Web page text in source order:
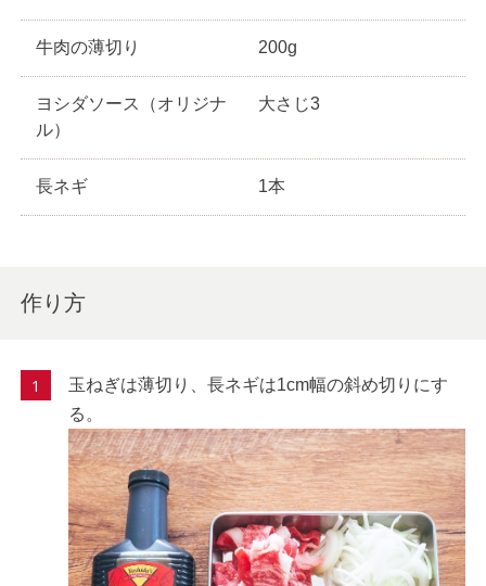
牛肉の薄切り 200g
ヨシダソース（オリジナ
ル）
大さじ3
長ネギ 1本
作り方
玉ねぎは薄切り、長ネギは1cm幅の斜め切りにす
る。